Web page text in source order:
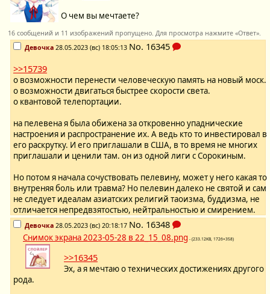
О чем вы мечтаете?
16 сообщений и 11 изображений пропущено. Для просмотра нажмите «Ответ».
Девочка 28.05.2023 (вс) 18:05:13 No. 16345
>>15739
о возможности перенести человеческую память на новый моск.
о возможности двигаться быстрее скорости света.
о квантовой телепортации.
на пелевена я была обижена за откровенно упаднические
настроения и распространение их. А ведь кто то инвестировал в
его раскрутку. И его приглашали в США, в то время не многих
приглашали и ценили там. он из одной лиги с Сорокиным.
Но потом я начала сочуствовать пелевину, может у него какая то
внутреняя боль или травма? Но пелевин далеко не святой и сам
не следует идеалам азиатских религий таоизма, буддизма, не
отличается непредвзятостью, нейтральностью и смирением.
Девочка 28.05.2023 (вс) 20:18:17 No. 16348
Снимок экрана 2023-05-28 в 22_15_08.png - (233.12KB, 1726×358)
>>16345
Эх, а я мечтаю о технических достижениях другого
рода.